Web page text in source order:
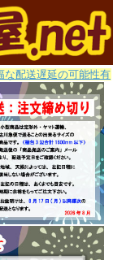
配送遅延の可能性有